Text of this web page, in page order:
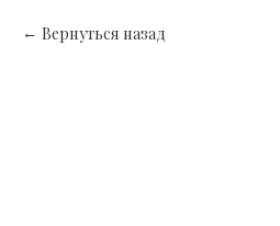
Вернуться назад